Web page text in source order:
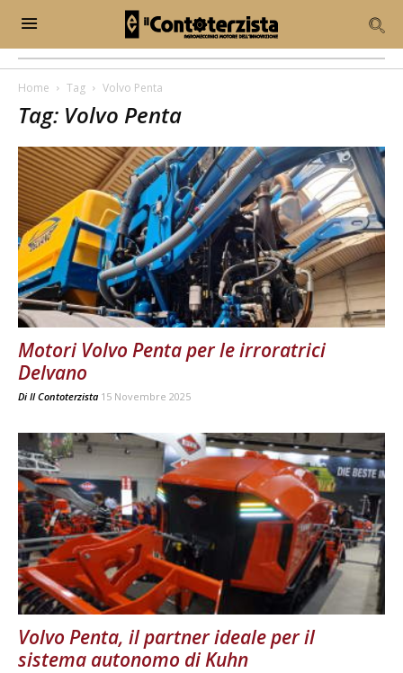
Home Tag Volvo Penta
Tag: Volvo Penta
Motori Volvo Penta per le irroratrici
Delvano
Di Il Contoterzista 15 Novembre 2025
Volvo Penta, il partner ideale per il
sistema autonomo di Kuhn